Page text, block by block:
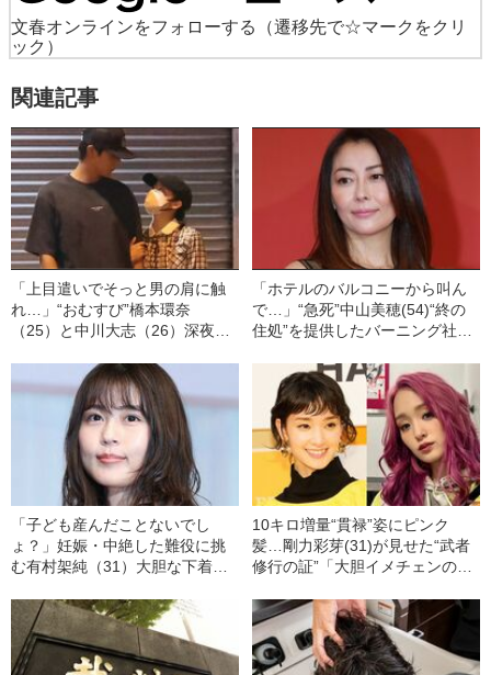
文春オンラインをフォローする
（遷移先で☆マークをクリ
ック）
関連記事
「上目遣いでそっと男の肩に触
れ…」“おむすび”橋本環奈
（25）と中川大志（26）深夜
「ドーミーインにチェックイ
ン、身長は27cm差」《写真多
「ホテルのバルコニーから叫ん
で…」“急死”中山美穂(54)“終の
住処”を提供したバーニング社長
《知人に見せていた“素顔”》
「子ども産んだことないでし
ょ？」妊娠・中絶した難役に挑
む有村架純（31）大胆な下着
濡れ場も…
10キロ増量“貫禄”姿にピンク
髪…剛力彩芽(31)が見せた“武者
修行の証”「大胆イメチェンの理